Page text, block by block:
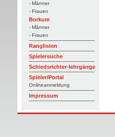
- Männer
- Frauen
Borkum
- Männer
- Frauen
Ranglisten
Spielersuche
Schiedsrichter-lehrgänge
Spieler/Portal
Onlineanmeldung
Impressum